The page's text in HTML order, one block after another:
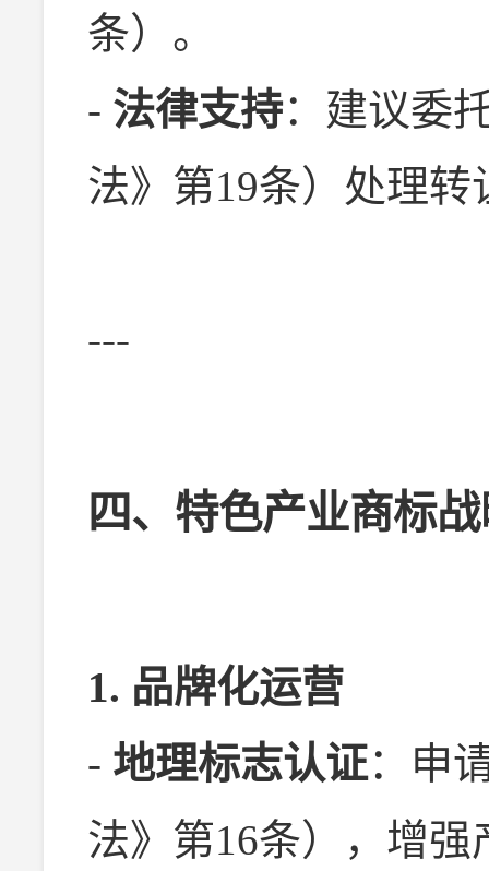
条）。
- 法律支持：建议委
法》第19条）处理
---
四、特色产业商标
1. 品牌化运营
- 地理标志认证：申
法》第16条），增